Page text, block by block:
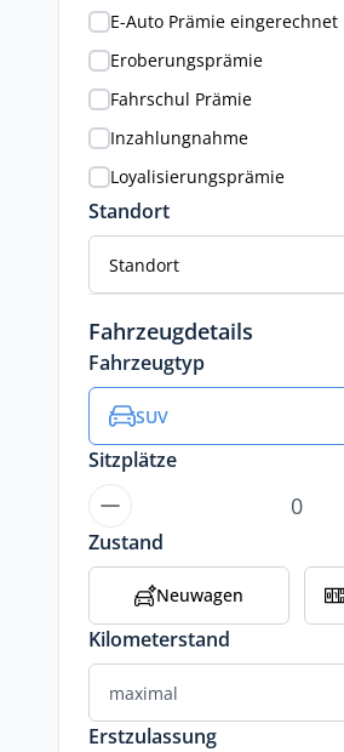
E-Auto Prämie eingerechnet
Eroberungsprämie
Fahrschul Prämie
Inzahlungnahme
Loyalisierungsprämie
Standort
Standort
Fahrzeugdetails
Fahrzeugtyp
SUV
Sitzplätze
Zustand
Neuwagen
Kilometerstand
Erstzulassung